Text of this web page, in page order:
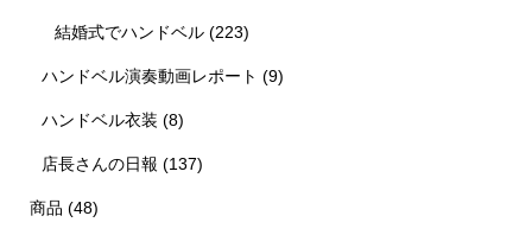
結婚式でハンドベル(223)
ハンドベル演奏動画レポート (9)
ハンドベル衣装 (8)
店長さんの日報 (137)
商品 (48)